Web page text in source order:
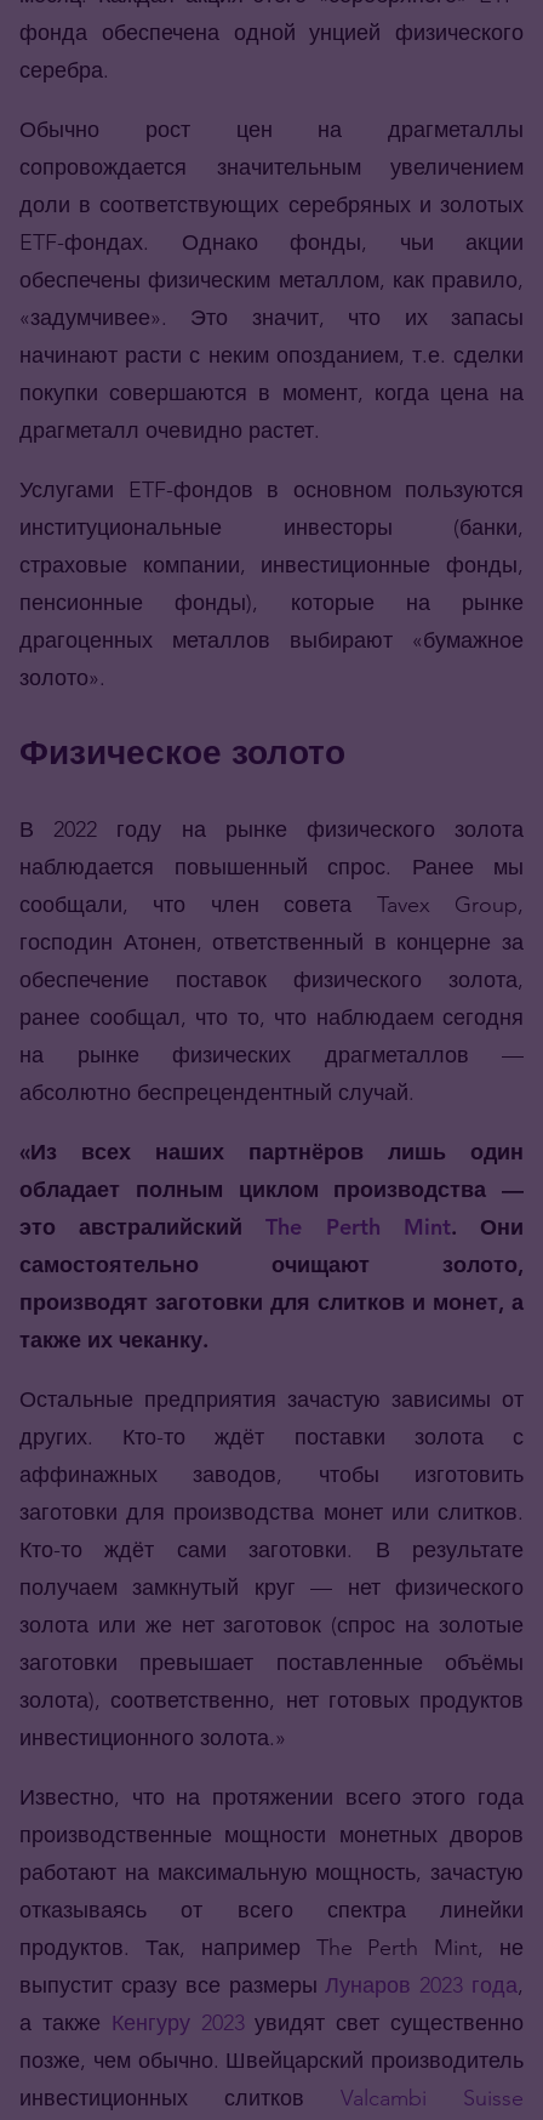
фонда обеспечена одной унцией физического
серебра.
Обычно рост цен на драгметаллы
сопровождается значительным увеличением
доли в соответствующих серебряных и золотых
ETF-фондах. Однако фонды, чьи акции
обеспечены физическим металлом, как правило,
«задумчивее». Это значит, что их запасы
начинают расти с неким опозданием, т.е. сделки
покупки совершаются в момент, когда цена на
драгметалл очевидно растет.
Услугами ETF-фондов в основном пользуются
институциональные инвесторы (банки,
страховые компании, инвестиционные фонды,
пенсионные фонды), которые на рынке
драгоценных металлов выбирают «бумажное
золото».
Физическое золото
В 2022 году на рынке физического золота
наблюдается повышенный спрос. Ранее мы
сообщали, что член совета Tavex Group,
господин Атонен, ответственный в концерне за
обеспечение поставок физического золота,
ранее сообщал, что то, что наблюдаем сегодня
на рынке физических драгметаллов —
абсолютно беспрецендентный случай.
«Из всех наших партнёров лишь один
обладает полным циклом производства —
это австралийскийThe Perth Mint. Они
самостоятельно очищают золото,
производят заготовки для слитков и монет, а
также их чеканку.
Остальные предприятия зачастую зависимы от
других. Кто-то ждёт поставки золота с
аффинажных заводов, чтобы изготовить
заготовки для производства монет или слитков.
Кто-то ждёт сами заготовки. В результате
получаем замкнутый круг — нет физического
золота или же нет заготовок (спрос на золотые
заготовки превышает поставленные объёмы
золота), соответственно, нет готовых продуктов
инвестиционного золота.»
Известно, что на протяжении всего этого года
производственные мощности монетных дворов
работают на максимальную мощность, зачастую
отказываясь от всего спектра линейки
продуктов. Так, например The Perth Mint, не
выпустит сразу все размерыЛунаров 2023 года,
а также Кенгуру 2023увидят свет существенно
позже, чем обычно. Швейцарский производитель
инвестиционных слитков Valcambi Suisse